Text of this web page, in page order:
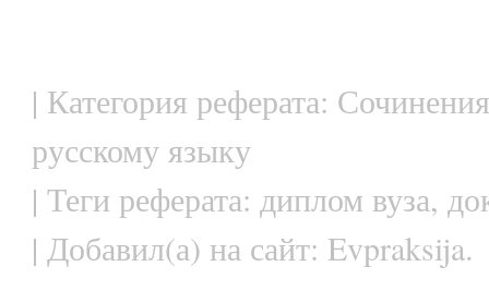
| Категория реферата:
русскому языку
| Теги реферата: диплом вуза,
| Добавил(а) на сайт: Evpraksija.